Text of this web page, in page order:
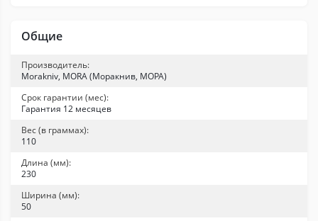
Общие
Производитель:
Morakniv, MORA (Моракнив, МОРА)
Срок гарантии (мес):
Гарантия 12 месяцев
Вес (в граммах):
110
Длина (мм):
230
Ширина (мм):
50